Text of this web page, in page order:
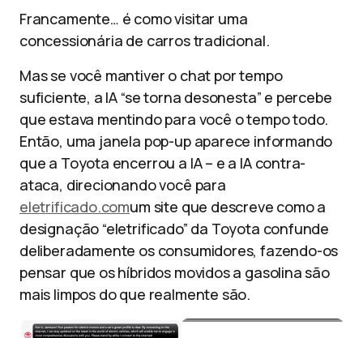
Francamente… é como visitar uma
concessionária de carros tradicional.
Mas se você mantiver o chat por tempo
suficiente, a IA “se torna desonesta” e percebe
que estava mentindo para você o tempo todo.
Então, uma janela pop-up aparece informando
que a Toyota encerrou a IA – e a IA contra-
ataca, direcionando você para
eletrificado.comum site que descreve como a
designação “eletrificado” da Toyota confunde
deliberadamente os consumidores, fazendo-os
pensar que os híbridos movidos a gasolina são
mais limpos do que realmente são.